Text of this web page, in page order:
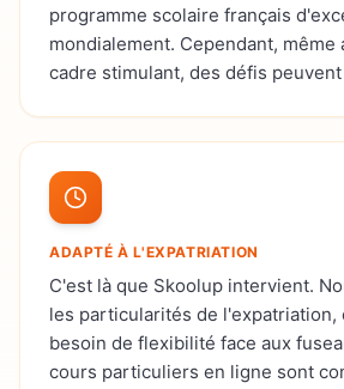
programme scolaire français
mondialement. Cependant, même
cadre stimulant, des défis
ADAPTÉ À L'EXPATRIATION
C'est là que Skoolup intervient.
les particularités de l'expatriation,
besoin de flexibilité face aux
cours particuliers en ligne sont